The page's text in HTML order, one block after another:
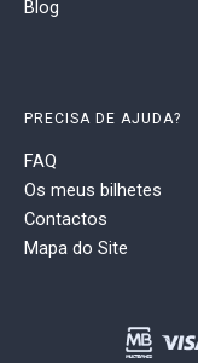
Blog
PRECISA DE AJUDA?
FAQ
Os meus bilhetes
Contactos
Mapa do Site